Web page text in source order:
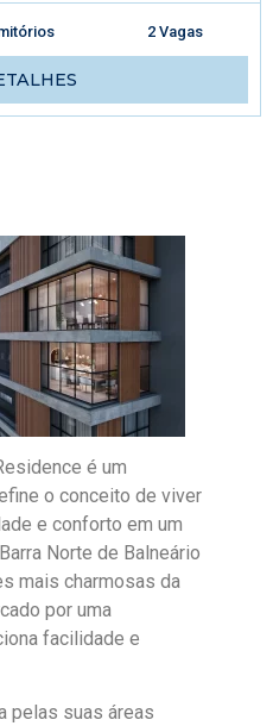
2 Vagas
é um
o conceito de viver
e conforto em um
Norte de Balneário
mais charmosas da
por uma
facilidade e
pelas suas áreas